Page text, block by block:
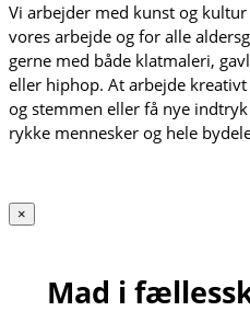
Vi arbejder med kunst og
vores arbejde og for alle
gerne med både klatmaleri,
eller hiphop. At arbejde
og stemmen eller få nye
rykke mennesker og hele
×
Mad i